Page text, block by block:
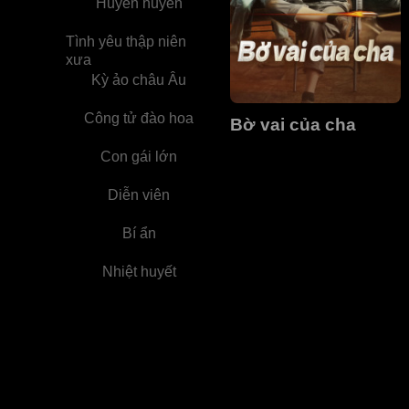
Huyền huyễn
Tình yêu thập niên
xưa
Kỳ ảo châu Âu
Công tử đào hoa
Con gái lớn
Diễn viên
Bí ẩn
Nhiệt huyết
Bờ vai của cha